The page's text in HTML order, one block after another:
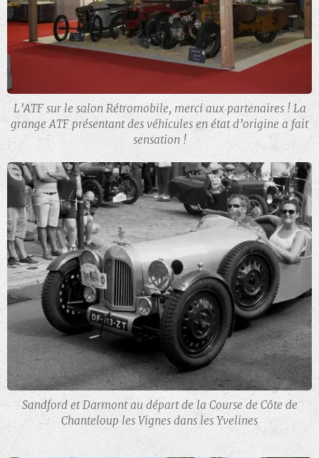
L’ATF sur le salon Rétromobile, merci aux partenaires ! La
grange ATF présentant des véhicules en état d’origine a fait
sensation !
Sandford et Darmont au départ de la Course de Côte de
Chanteloup les Vignes dans les Yvelines